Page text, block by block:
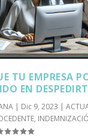
TU EMPRESA
EN
| Dic 9, 2023 |
,